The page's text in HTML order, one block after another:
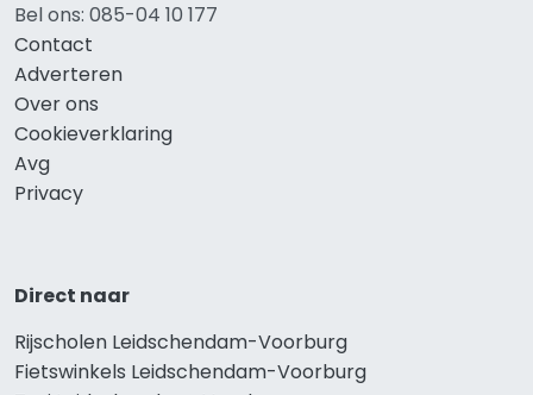
Bel ons: 085-04 10 177
Contact
Adverteren
Over ons
Cookieverklaring
Avg
Privacy
Direct naar
Rijscholen Leidschendam-Voorburg
Fietswinkels Leidschendam-Voorburg